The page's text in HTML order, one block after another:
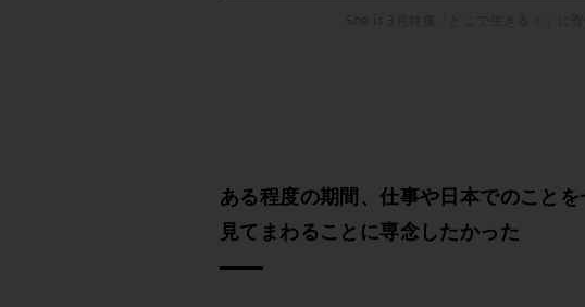
ある程度の期間、仕事や日本でのこと
見てまわることに専念したかった